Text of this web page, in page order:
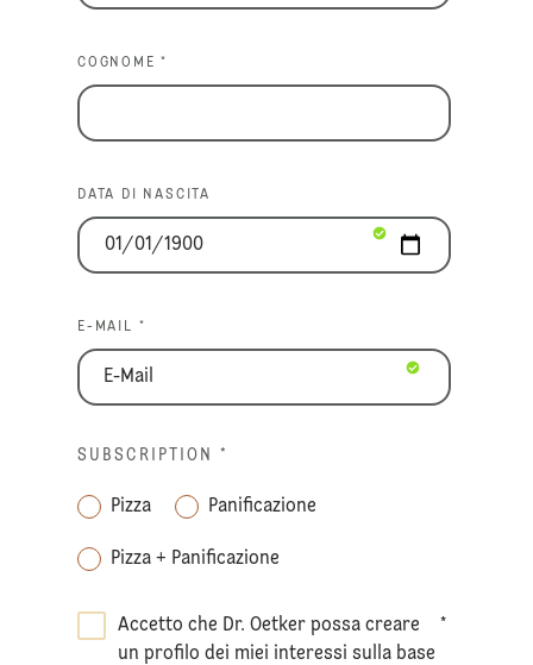
COGNOME *
DATA DI NASCITA
E-MAIL *
SUBSCRIPTION *
Pizza Panificazione
Pizza + Panificazione
Accetto che Dr. Oetker possa creare
un profilo dei miei interessi sulla base
*